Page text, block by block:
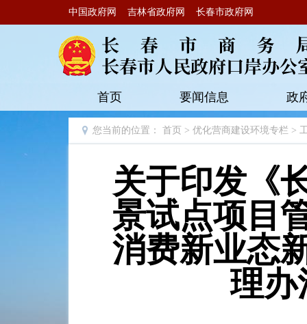
中国政府网 吉林省政府网 长春市政府网
首页 要闻信息 政
您当前的位置： 首页 > 优化营商建设环境专栏 >
关于印发《
景试点项目
消费新业态
理办